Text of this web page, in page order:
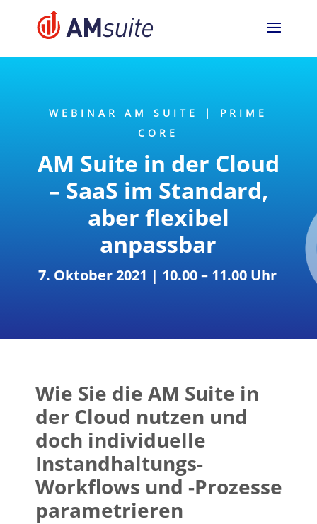
jQuery(function($){ $('.logo_container
a').removeAttr('href'); });
WEBINAR AM SUITE | PRIME
CORE
AM Suite in der Cloud
– SaaS im Standard,
aber flexibel
anpassbar
7. Oktober 2021 | 10.00 – 11.00 Uhr
Wie Sie die AM Suite in
der Cloud nutzen und
doch individuelle
Instandhaltungs-
Workflows und -Prozesse
parametrieren